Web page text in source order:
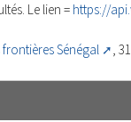
Le lien = https://
Sénégal ,